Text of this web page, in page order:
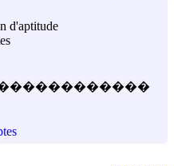
d'aptitude